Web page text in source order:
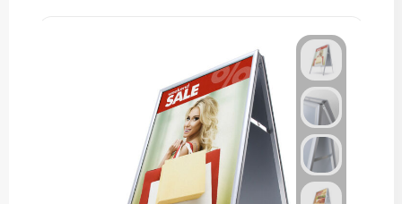
Notitieboekjes & Schrijfmappen
Notitieboekjes bedrukken
Notitieblokken bedrukken